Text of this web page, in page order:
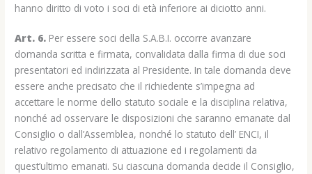
hanno diritto di voto i soci di età inferiore ai diciotto anni.
Art. 6. Per essere soci della S.A.B.I. occorre avanzare
domanda scritta e firmata, convalidata dalla firma di due soci
presentatori ed indirizzata al Presidente. In tale domanda deve
essere anche precisato che il richiedente s’impegna ad
accettare le norme dello statuto sociale e la disciplina relativa,
nonché ad osservare le disposizioni che saranno emanate dal
Consiglio o dall’Assemblea, nonché lo statuto dell’ ENCI, il
relativo regolamento di attuazione ed i regolamenti da
quest’ultimo emanati. Su ciascuna domanda decide il Consiglio,